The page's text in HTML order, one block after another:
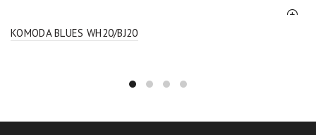
KOMODA BLUES WH20/BJ20